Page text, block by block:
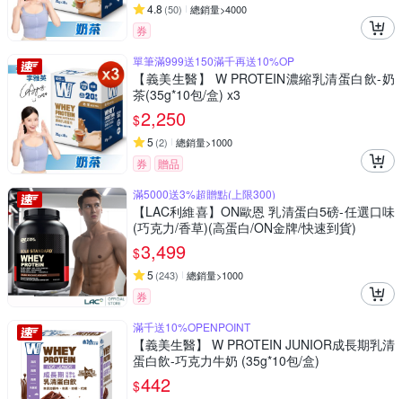
4.8 (50) 總銷量>4000
券
單筆滿999送150滿千再送10%OP
【義美生醫】 W PROTEIN濃縮乳清蛋白飲-奶
茶(35g*10包/盒) x3
$2,250
5 (2) 總銷量>1000
券
贈品
滿5000送3%超贈點(上限300)
【LAC利維喜】ON歐恩 乳清蛋白5磅-任選口味
(巧克力/香草)(高蛋白/ON金牌/快速到貨)
$3,499
5 (243) 總銷量>1000
券
滿千送10%OPENPOINT
【義美生醫】 W PROTEIN JUNIOR成長期乳清
蛋白飲-巧克力牛奶 (35g*10包/盒)
$442